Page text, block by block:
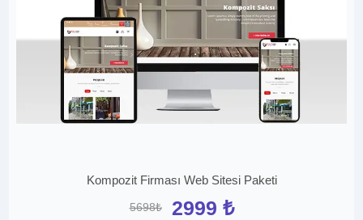
Kompozit Firması Web Sitesi Paketi
5698₺ 2999 ₺